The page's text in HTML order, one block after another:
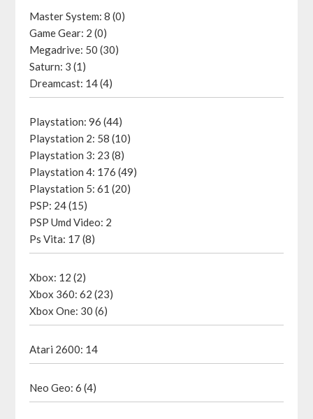
Master System: 8 (0)
Game Gear: 2 (0)
Megadrive: 50 (30)
Saturn: 3 (1)
Dreamcast: 14 (4)
Playstation: 96 (44)
Playstation 2: 58 (10)
Playstation 3: 23 (8)
Playstation 4: 176 (49)
Playstation 5: 61 (20)
PSP: 24 (15)
PSP Umd Video: 2
Ps Vita: 17 (8)
Xbox: 12 (2)
Xbox 360: 62 (23)
Xbox One: 30 (6)
Atari 2600: 14
Neo Geo: 6 (4)